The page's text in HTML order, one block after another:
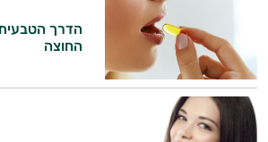
הדרך הטבעית
החוצה